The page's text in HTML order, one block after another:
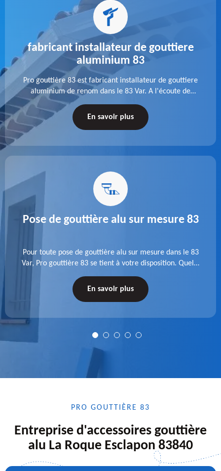
fabricant installateur de gouttiere
aluminium 83
Pro gouttière 83 est fabricant installateur de gouttiere
aluminium de renom dans le 83 Var. A l'écoute de
chaque besoin, notre équipe veille à réaliser des
gouttières performantes, durables et à la hauteur de
En savoir plus
Pose de gouttière alu sur mesure 83
Pour toute pose de gouttière alu sur mesure dans le 83
Var, Pro gouttière 83 se tient à votre disposition. Quelle
nous confiance.
En savoir plus
PRO GOUTTIÈRE 83
Entreprise d'accessoires gouttière
alu La Roque Esclapon 83840